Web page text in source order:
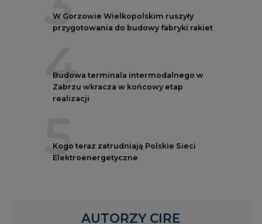
W Gorzowie Wielkopolskim ruszyły
przygotowania do budowy fabryki rakiet
4
Budowa terminala intermodalnego w
Zabrzu wkracza w końcowy etap
realizacji
5
Kogo teraz zatrudniają Polskie Sieci
Elektroenergetyczne
AUTORZY CIRE